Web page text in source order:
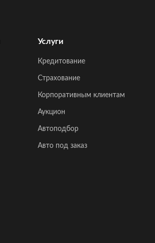
Услуги
Кредитование
Страхование
Корпоративным клиентам
Аукцион
Автоподбор
Авто под заказ